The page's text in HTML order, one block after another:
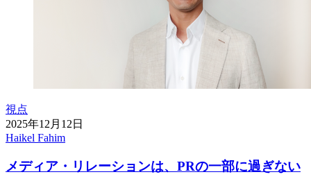
視点
2025年12月12日
Haikel Fahim
メディア・リレーションは、PRの一部に過ぎない